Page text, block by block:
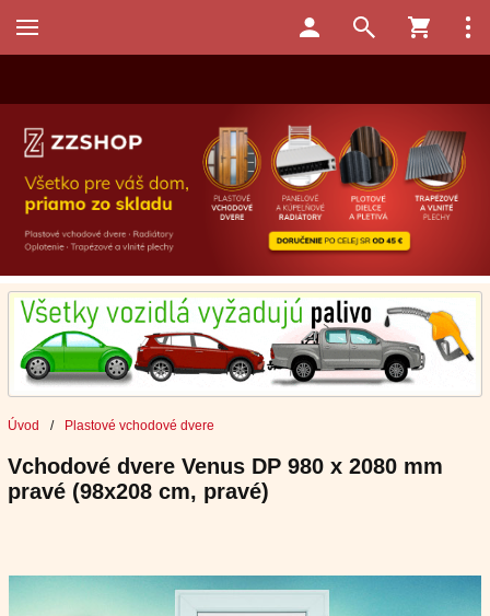
Úvod / Plastové vchodové dvere
Vchodové dvere Venus DP 980 x 2080 mm
pravé (98x208 cm, pravé)